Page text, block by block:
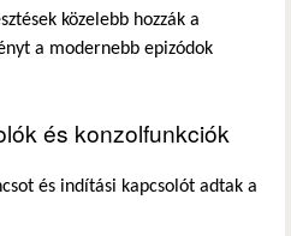
közelebb hozzák a
a modernebb epizódok
és konzolfunkciók
és indítási kapcsolót adtak a